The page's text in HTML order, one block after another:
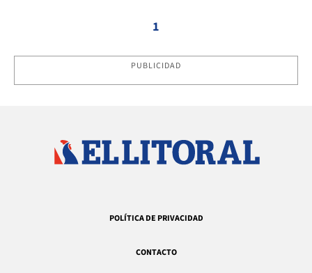
1
PUBLICIDAD
POLÍTICA DE PRIVACIDAD
CONTACTO